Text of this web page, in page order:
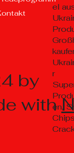
by
with
el
r
en,